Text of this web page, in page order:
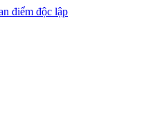
điểm độc lập